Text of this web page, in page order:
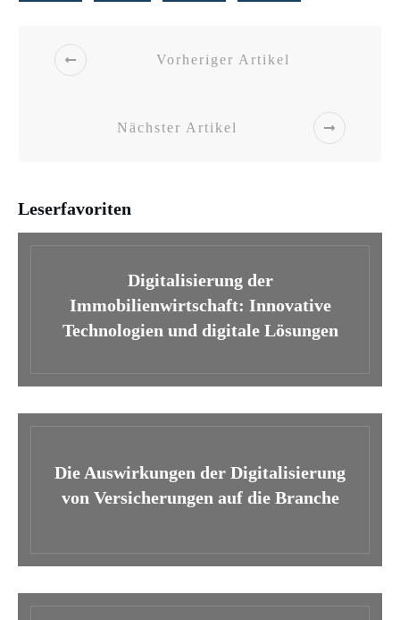
Vorheriger Artikel
Nächster Artikel
Leserfavoriten
Digitalisierung der
Immobilienwirtschaft: Innovative
Technologien und digitale Lösungen
Die Auswirkungen der Digitalisierung
von Versicherungen auf die Branche